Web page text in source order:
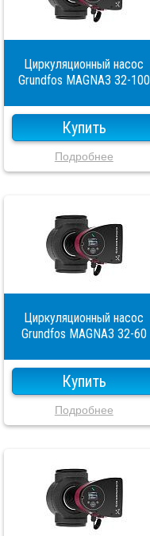
Циркуляционный насос
Grundfos MAGNA3 32-100
Купить
Подробнее
Циркуляционный насос
Grundfos MAGNA3 32-60
Купить
Подробнее